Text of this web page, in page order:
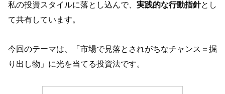
私の投資スタイルに落とし込んで、 実践的な行動指針とし
て共有しています。
今回のテーマは、「市場で見落とされがちなチャンス＝掘
り出し物」に光を当てる投資法です。